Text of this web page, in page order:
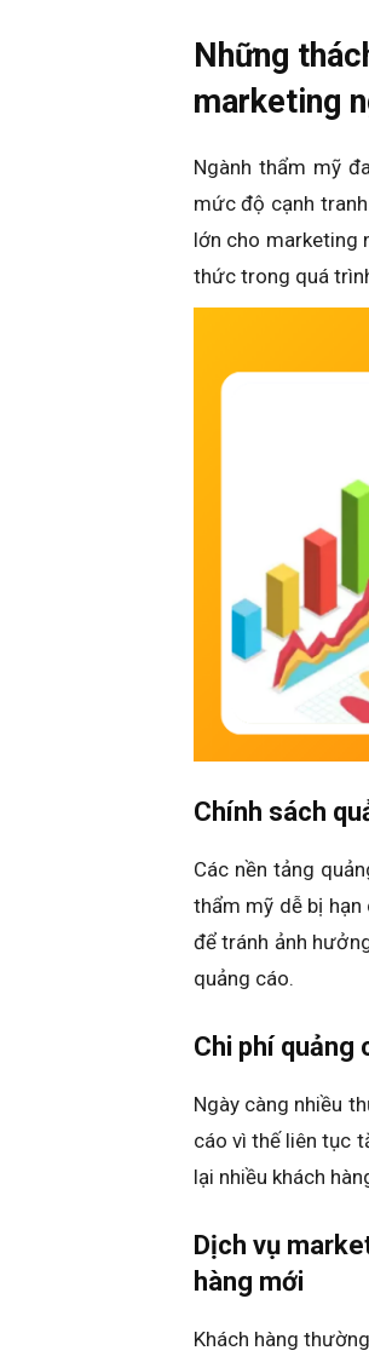
Những
marketing
Ngành thẩm mỹ
mức độ cạnh
lớn cho marketing
thức trong quá
Chính sách
Các nền tảng
thẩm mỹ dễ bị hạn
để tránh ảnh
quảng cáo.
Chi phí quảng
Ngày càng nhiều
cáo vì thế liên tục
lại nhiều khách
Dịch vụ
hàng mới
Khách hàng